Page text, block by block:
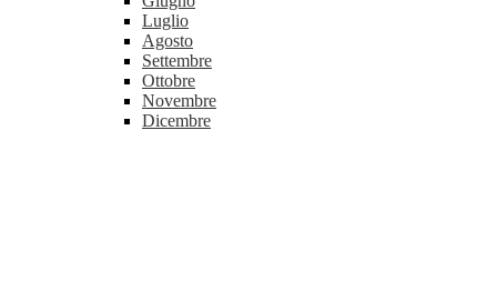
Luglio
Agosto
Settembre
Ottobre
Novembre
Dicembre